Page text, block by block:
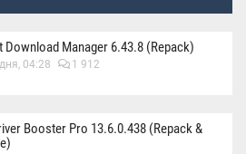
Download Manager 6.43.8 (Repack)
04:28 1 912
Booster Pro 13.6.0.438 (Repack &